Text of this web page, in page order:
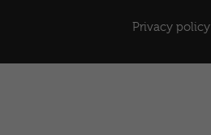
Privacy policy